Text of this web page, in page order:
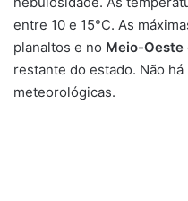
entre 10 e 15°C. As
planaltos e no Meio-Oeste
restante do estado. Não
meteorológicas.